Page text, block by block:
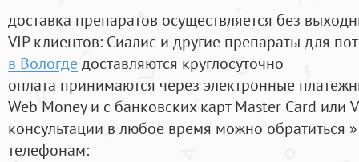
доставка препаратов осуществляется без
VIP клиентов: Сиалис и другие препараты для
в Вологдедоставляются круглосуточно
оплата принимаются через электронные
Web Money и с банковских карт Master Card или
консультации в любое время можно обратиться
телефонам: